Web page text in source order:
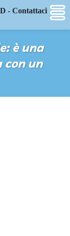
è una
con un
- Contattaci